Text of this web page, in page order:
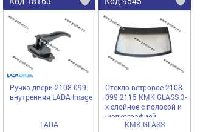
Ручка двери 2108-099
внутренняя LADA Image
LADA
Стекло ветровое 2108-
099 2115 КМК GLASS 3-
х слойное с полосой и
шелкографией
VAZT0044КМК GLASS